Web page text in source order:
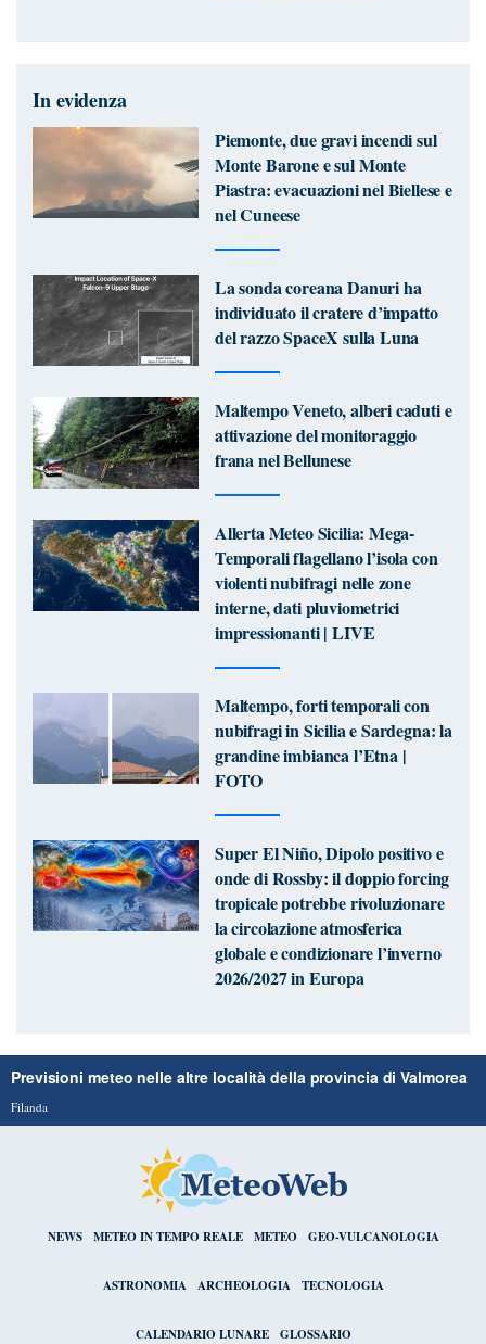
In evidenza
Piemonte, due gravi incendi sul
Monte Barone e sul Monte
Piastra: evacuazioni nel Biellese e
nel Cuneese
La sonda coreana Danuri ha
individuato il cratere d’impatto
del razzo SpaceX sulla Luna
Maltempo Veneto, alberi caduti e
attivazione del monitoraggio
frana nel Bellunese
Allerta Meteo Sicilia: Mega-
Temporali flagellano l’isola con
violenti nubifragi nelle zone
interne, dati pluviometrici
impressionanti | LIVE
Maltempo, forti temporali con
nubifragi in Sicilia e Sardegna: la
grandine imbianca l’Etna |
FOTO
Super El Niño, Dipolo positivo e
onde di Rossby: il doppio forcing
tropicale potrebbe rivoluzionare
la circolazione atmosferica
globale e condizionare l’inverno
2026/2027 in Europa
Previsioni meteo nelle altre località della provincia di Valmorea
Filanda
NEWS METEO IN TEMPO REALE METEO GEO-VULCANOLOGIA
ASTRONOMIA ARCHEOLOGIA TECNOLOGIA
CALENDARIO LUNARE GLOSSARIO